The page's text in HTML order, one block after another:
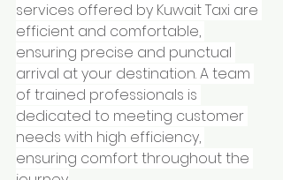
services offered by Kuwait Taxi are
efficient and comfortable,
ensuring precise and punctual
arrival at your destination. A team
of trained professionals is
dedicated to meeting customer
needs with high efficiency,
ensuring comfort throughout the